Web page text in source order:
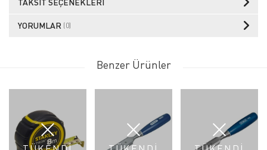
TAKSIT SEÇENEKLERI
YORUMLAR (0)
Benzer Ürünler